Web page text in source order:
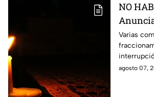
NO
del
en
serán
afectadas
Varias
servicio
agosto 07,